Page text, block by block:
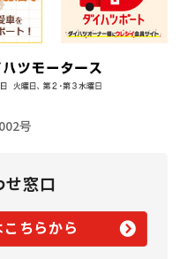
号
せ窓口
ちらから